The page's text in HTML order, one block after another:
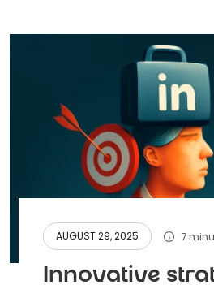
AUGUST 29, 2025 7
Innovative